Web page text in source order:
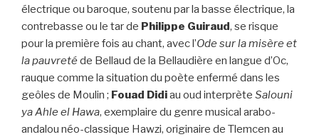
électrique ou baroque, soutenu par la basse électrique, la
contrebasse ou le tar de Philippe Guiraud, se risque
pour la première fois au chant, avec l’Ode sur la misère et
la pauvreté de Bellaud de la Bellaudière en langue d’Oc,
rauque comme la situation du poète enfermé dans les
geôles de Moulin ; Fouad Didiau oud interprète Salouni
ya Ahle el Hawa, exemplaire du genre musical arabo-
andalou néo-classique Hawzi, originaire de Tlemcen au